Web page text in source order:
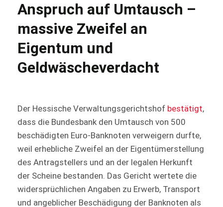
Anspruch auf Umtausch –
massive Zweifel an
Eigentum und
Geldwäscheverdacht
Der Hessische Verwaltungsgerichtshof bestätigt,
dass die Bundesbank den Umtausch von 500
beschädigten Euro-Banknoten verweigern durfte,
weil erhebliche Zweifel an der Eigentümerstellung
des Antragstellers und an der legalen Herkunft
der Scheine bestanden. Das Gericht wertete die
widersprüchlichen Angaben zu Erwerb, Transport
und angeblicher Beschädigung der Banknoten als